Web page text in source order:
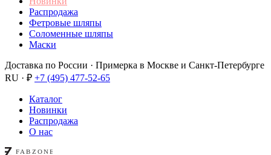
Распродажа
Фетровые шляпы
Соломенные шляпы
Маски
Доставка по России · Примерка в Москве и Санкт-Петербурге
RU · ₽ +7 (495) 477-52-65
Каталог
Новинки
Распродажа
О нас